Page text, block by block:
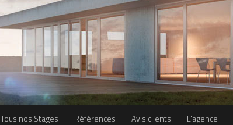
Tous nos Stages Références Avis clients L'agence